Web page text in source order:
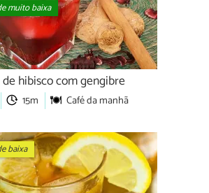
muito baixa
de hibisco com gengibre
15m Café da manhã
baixa